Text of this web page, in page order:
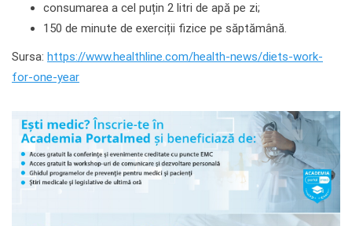
consumarea a cel puțin 2 litri de apă pe zi;
150 de minute de exerciții fizice pe săptămână.
Sursa: https://www.healthline.com/health-news/diets-work-
for-one-year